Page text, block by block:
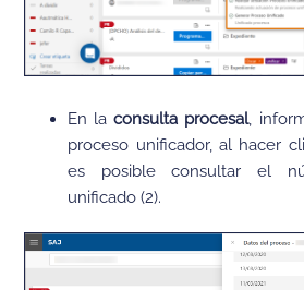
En laconsulta procesal,
proceso unificador, al hacer
es posible consultar el
unificado (2).